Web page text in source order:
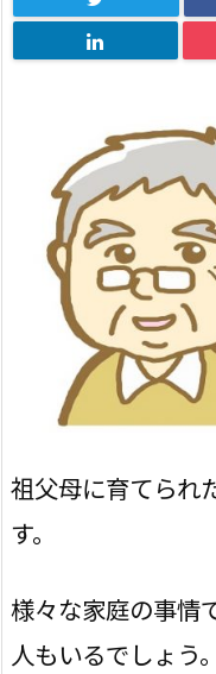
祖父母に育てられ
す。
様々な家庭の事情
人もいるでしょう。